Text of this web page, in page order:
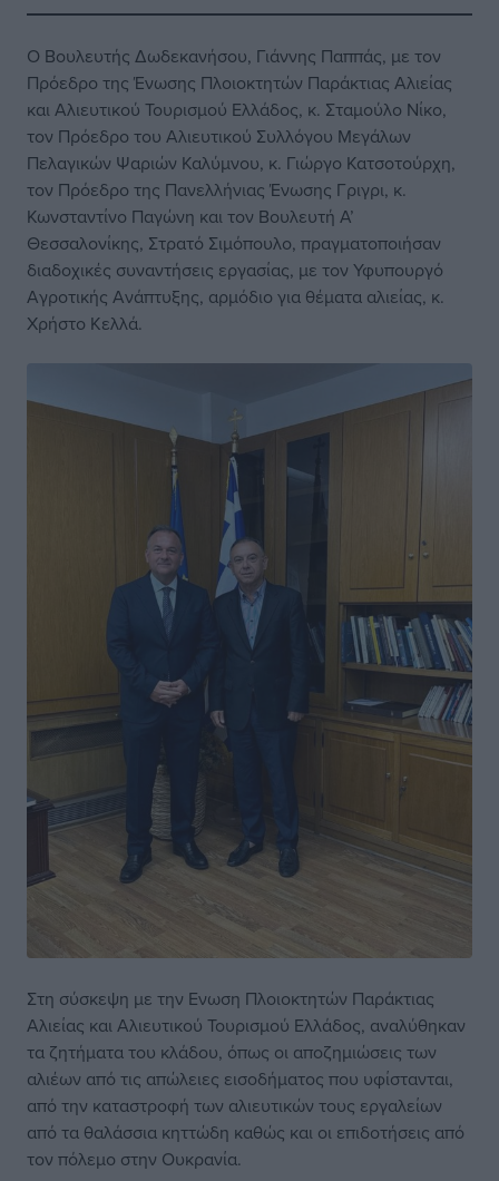
Ο Βουλευτής Δωδεκανήσου, Γιάννης Παππάς, με τον
Πρόεδρο της Ένωσης Πλοιοκτητών Παράκτιας Αλιείας
και Αλιευτικού Τουρισμού Ελλάδος, κ. Σταμούλο Νίκο,
τον Πρόεδρο του Αλιευτικού Συλλόγου Μεγάλων
Πελαγικών Ψαριών Καλύμνου, κ. Γιώργο Κατσοτούρχη,
τον Πρόεδρο της Πανελλήνιας Ένωσης Γριγρι, κ.
Κωνσταντίνο Παγώνη και τον Βουλευτή Α’
Θεσσαλονίκης, Στρατό Σιμόπουλο, πραγματοποιήσαν
διαδοχικές συναντήσεις εργασίας, με τον Υφυπουργό
Αγροτικής Ανάπτυξης, αρμόδιο για θέματα αλιείας, κ.
Χρήστο Κελλά.
Στη σύσκεψη με την Ενωση Πλοιοκτητών Παράκτιας
Αλιείας και Αλιευτικού Τουρισμού Ελλάδος, αναλύθηκαν
τα ζητήματα του κλάδου, όπως οι αποζημιώσεις των
αλιέων από τις απώλειες εισοδήματος που υφίστανται,
από την καταστροφή των αλιευτικών τους εργαλείων
από τα θαλάσσια κηττώδη καθώς και οι επιδοτήσεις από
τον πόλεμο στην Ουκρανία.